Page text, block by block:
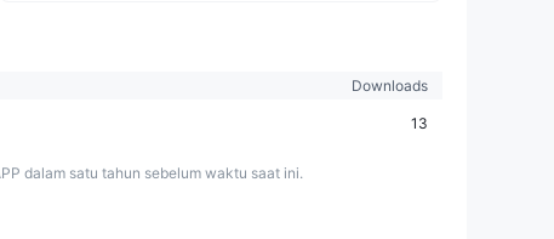
Downloads
13
dalam satu tahun sebelum waktu saat ini.